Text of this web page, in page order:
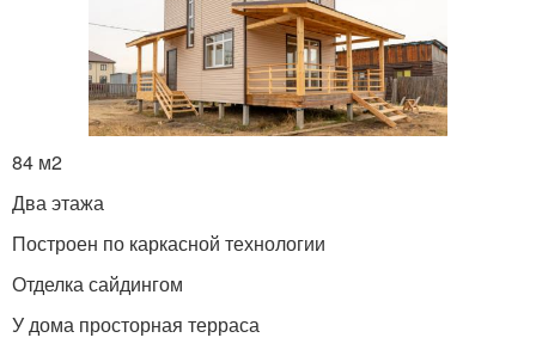
84 м2
Два этажа
Построен по каркасной технологии
Отделка сайдингом
У дома просторная терраса